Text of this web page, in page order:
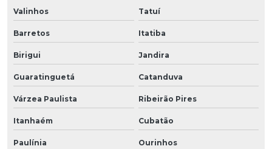
Valinhos Tatuí
Barretos Itatiba
Birigui Jandira
Guaratinguetá Catanduva
Várzea Paulista Ribeirão Pires
Itanhaém Cubatão
Paulínia Ourinhos